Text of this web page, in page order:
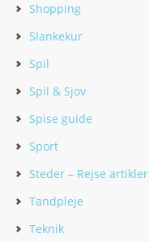
Shopping
Slankekur
Spil
Spil & Sjov
Spise guide
Sport
Steder – Rejse artikler
Tandpleje
Teknik